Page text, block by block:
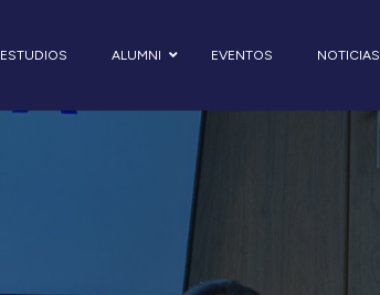
ESTUDIOS ALUMNI EVENTOS NOTICIAS